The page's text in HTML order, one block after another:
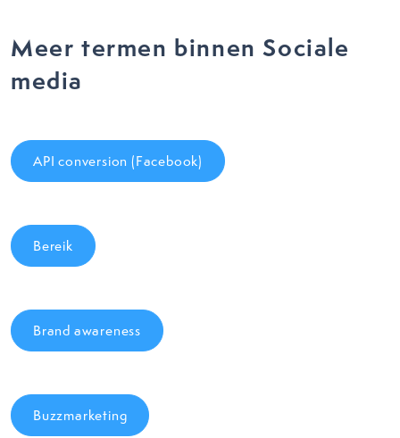
Meer termen binnen Sociale
media
API conversion (Facebook)
Bereik
Brand awareness
Buzzmarketing